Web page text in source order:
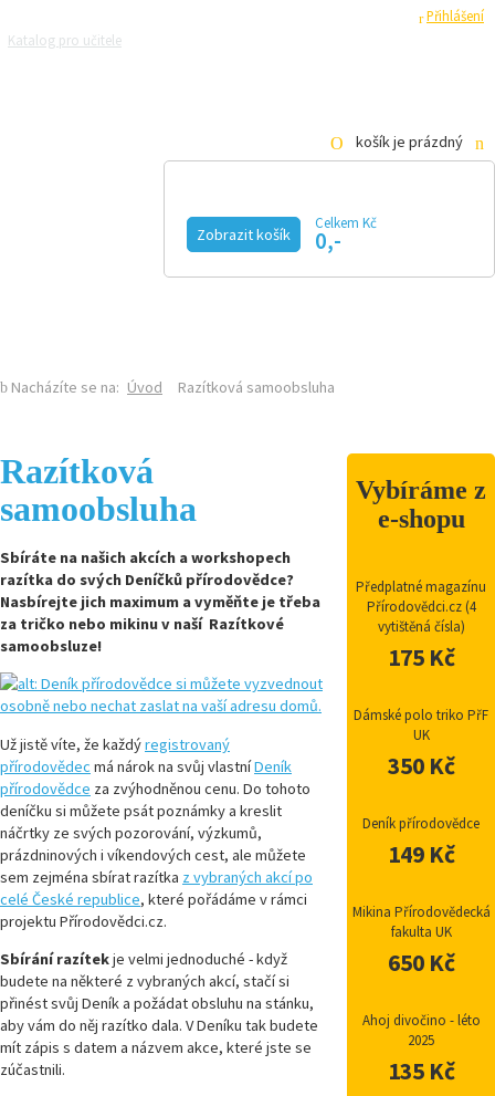
Přihlášení
Katalog pro učitele
košík je prázdný
Zobrazit košík
Celkem Kč
0,-
Nacházíte se na: Úvod Razítková samoobsluha
Razítková
samoobsluha
Sbíráte na našich akcích a workshopech
razítka do svých Deníčků přírodovědce?
Nasbírejte jich maximum a vyměňte je třeba
za tričko nebo mikinu v naší Razítkové
samoobsluze!
Už jistě víte, že každýregistrovaný
přírodovědec má nárok na svůj vlastníDeník
přírodovědce za zvýhodněnou cenu. Do tohoto
deníčku si můžete psát poznámky a kreslit
náčrtky ze svých pozorování, výzkumů,
prázdninových i víkendových cest, ale můžete
sem zejména sbírat razítka z vybraných akcí po
celé České republice, které pořádáme v rámci
projektu Přírodovědci.cz.
Sbírání razítekje velmi jednoduché - když
budete na některé z vybraných akcí, stačí si
přinést svůj Deník a požádat obsluhu na stánku,
aby vám do něj razítko dala. V Deníku tak budete
mít zápis s datem a názvem akce, které jste se
zúčastnili.
Vybíráme z
e-shopu
Předplatné magazínu
Přírodovědci.cz (4
vytištěná čísla)
175 Kč
Dámské polo triko PřF
UK
350 Kč
Deník přírodovědce
149 Kč
Mikina Přírodovědecká
fakulta UK
650 Kč
Ahoj divočino - léto
2025
135 Kč